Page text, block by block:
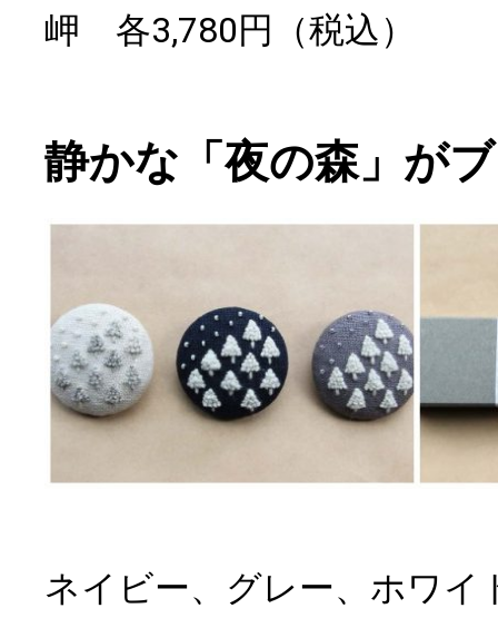
岬 各3,780円（税込）
静かな「夜の森」が
ネイビー、グレー、ホワイ